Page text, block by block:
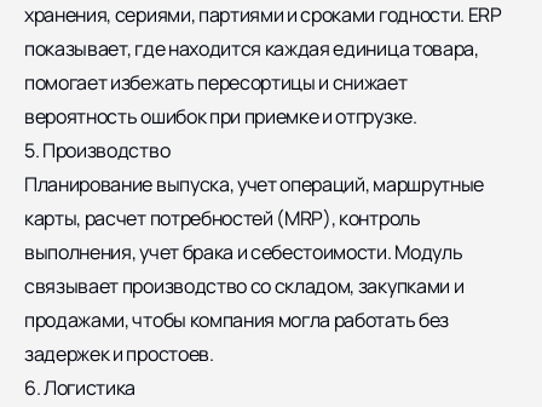
хранения, сериями, партиями и сроками годности. ERP
показывает, где находится каждая единица товара,
помогает избежать пересортицы и снижает
вероятность ошибок при приемке и отгрузке.
5. Производство
Планирование выпуска, учет операций, маршрутные
карты, расчет потребностей (MRP), контроль
выполнения, учет брака и себестоимости. Модуль
связывает производство со складом, закупками и
продажами, чтобы компания могла работать без
задержек и простоев.
6. Логистика